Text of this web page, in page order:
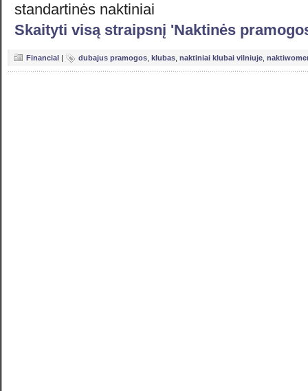
standartinės naktiniai
Skaityti visą straipsnį 'Naktinės
Financial | dubajus pramogos klubas naktiniai klubai vilniuje